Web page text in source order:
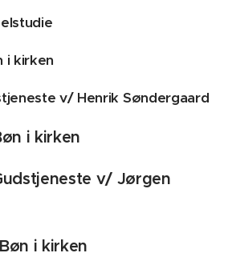
i kirken
v/ Henrik Søndergaard
i kirken
v/ Jørgen
i kirken